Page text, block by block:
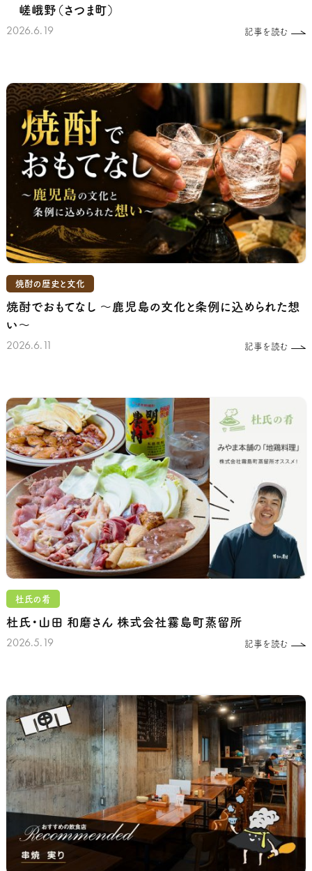
嵯峨野（さつま町）
2026.6.19 記事を読む
焼酎の歴史と文化
焼酎でおもてなし ～鹿児島の文化と条例に込められた想
い～
2026.6.11 記事を読む
杜氏の肴
杜氏・山田 和磨さん 株式会社霧島町蒸留所
2026.5.19 記事を読む